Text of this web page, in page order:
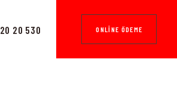
20 20 530 ONLINE ÖDEME